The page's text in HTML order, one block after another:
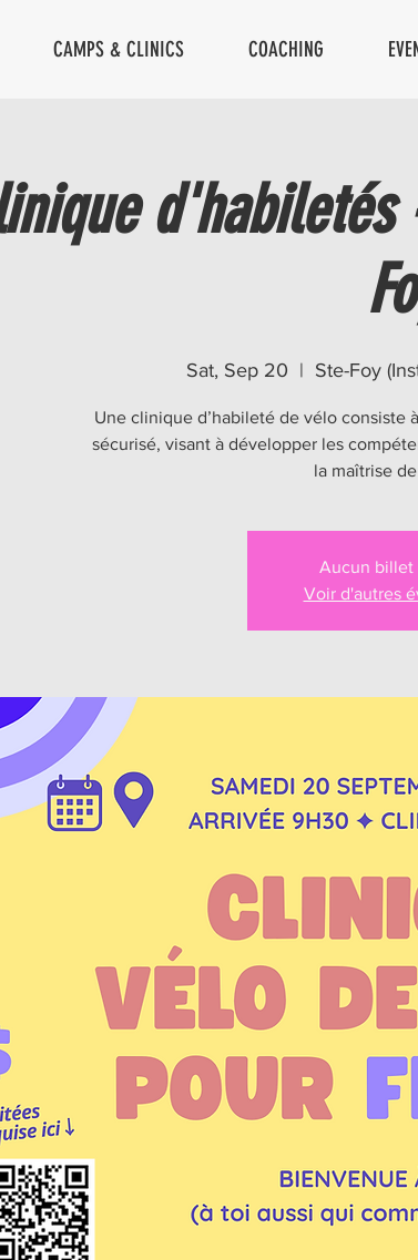
CAMPS & CLINICS COACHING
Sat, Sep 20
  |
Ste-Foy
Une clinique d’habileté de vélo consiste
sécurisé, visant à développer les
la maîtrise
Aucun billet
Voir d'autres